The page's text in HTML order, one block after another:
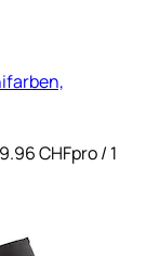
9.96 CHFpro/ 1